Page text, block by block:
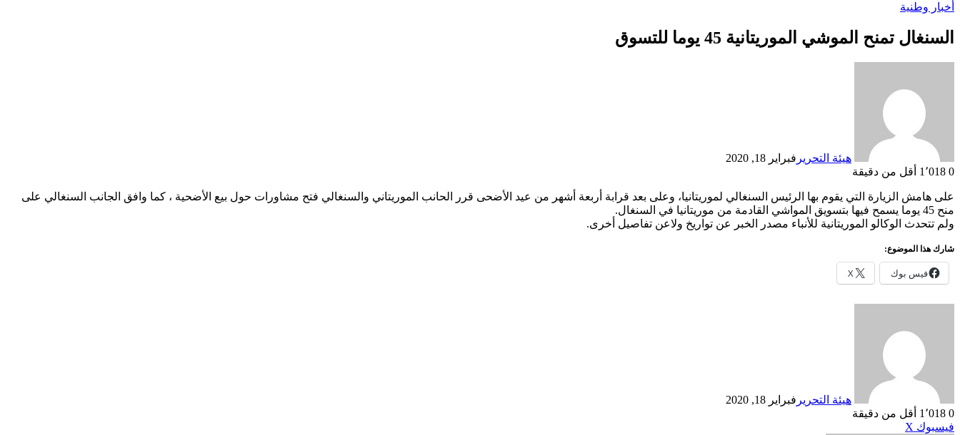
أخبار وطنية
السنغال تمنح الموشي الموريتانية 45 يوما للتسوق
هيئة التحرير فبراير 18, 2020
0
أقل من دقيقة
على هامش الزيارة التي يقوم بها الرئيس السنغالي لموريتانيا، وعلى بعد قرابة أربعة أشهر من عيد الأضحى قرر الحانب الموريتاني والسنغالي فتح مشاورات حول بيع الأضحية ، كما وافق الجانب السنغالي على
منح 45 يوما يسمح فيها بتسويق المواشي القادمة من موريتانيا في السنغال.
ولم تتحدث الوكالو الموريتانية للأنباء مصدر الخبر عن تواريخ ولاعن تفاصيل أخرى.
شارك هذا الموضوع:
فيس بوك X
هيئة التحرير فبراير 18, 2020
0
أقل من دقيقة
فيسبوك X